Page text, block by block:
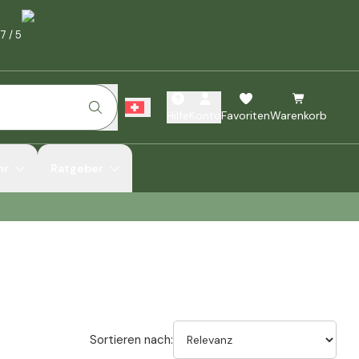
/5
FavoritenWarenkorb
Sortieren nach: